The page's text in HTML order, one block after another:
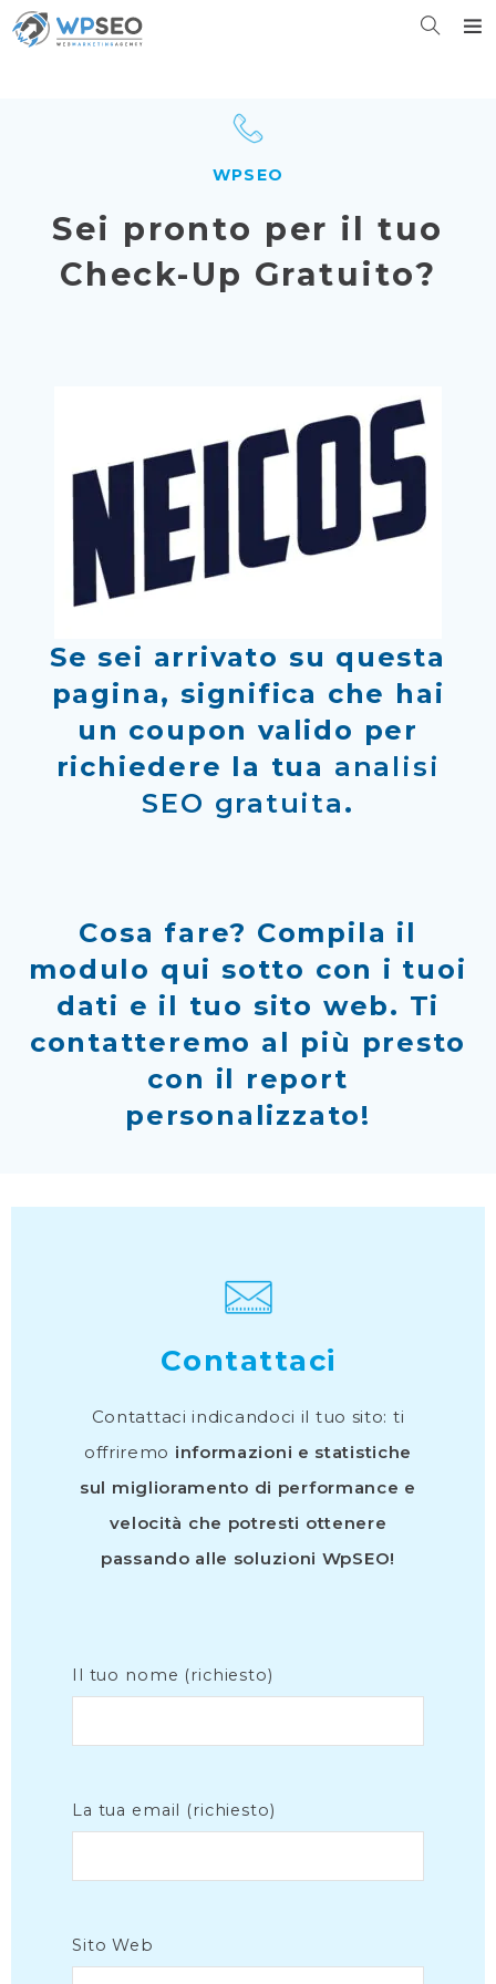
WPSEO
Sei pronto per il tuo
Check-Up Gratuito?
Se sei arrivato su questa
pagina, significa che hai
un coupon valido per
richiedere la tua analisi
SEO gratuita.
Cosa fare? Compila il
modulo qui sotto con i tuoi
dati e il tuo sito web. Ti
contatteremo al più presto
con il report
personalizzato!
Contattaci
Contattaci indicandoci il tuo sito: ti
offriremo informazioni e statistiche
sul miglioramento di performance e
velocità che potresti ottenere
passando alle soluzioni WpSEO!
Il tuo nome (richiesto)
La tua email (richiesto)
Sito Web